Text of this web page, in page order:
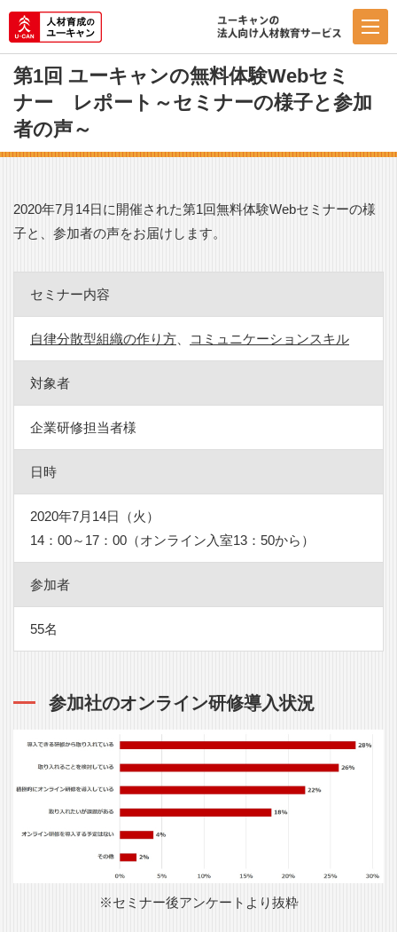
第1回 ユーキャンの無料体験Webセミ
ナー レポート～セミナーの様子と参加
者の声～
2020年7月14日に開催された第1回無料体験Webセミナーの様
子と、参加者の声をお届けします。
セミナー内容
自律分散型組織の作り方 コミュニケーションスキル
対象者
企業研修担当者様
日時
2020年7月14日（火）
14：00～17：00（オンライン入室13：50から）
参加者
55名
参加社のオンライン研修導入状況
※セミナー後アンケートより抜粋